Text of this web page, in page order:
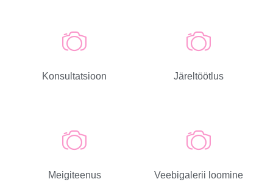
Konsultatsioon Järeltöötlus
Meigiteenus Veebigalerii loomine